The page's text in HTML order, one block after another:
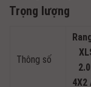
Trọng lượng
Thông số
4X2